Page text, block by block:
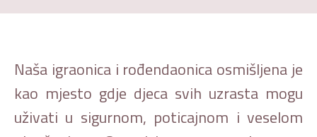
Naša igraonica i rođendaonica osmišljena je
kao mjesto gdje djeca svih uzrasta mogu
uživati u sigurnom, poticajnom i veselom